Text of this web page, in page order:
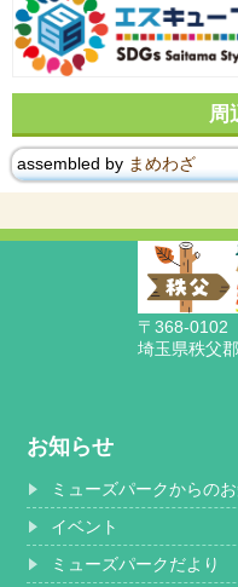
周
assembled by まめわざ
〒368-0102
埼玉県秩父
お知らせ
ミューズパークからの
イベント
ミューズパークだより